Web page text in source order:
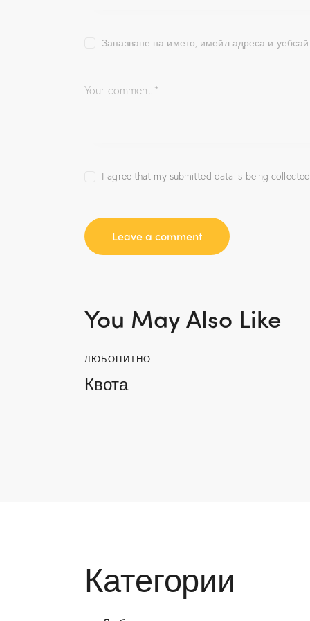
Запазване на името, имейл адреса и
I agree that my submitted data is being
You May Also Like
ЛЮБОПИТНО
Квота
Категории